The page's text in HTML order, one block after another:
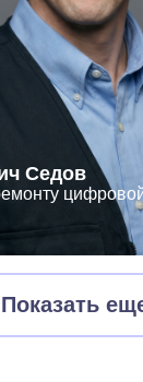
Седов
Показать